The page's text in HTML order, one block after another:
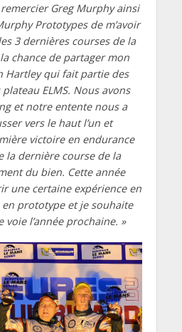
Greg Murphy ainsi
Prototypes de m’avoir
3 dernières courses de la
la chance de partager mon
Hartley qui fait partie des
ELMS. Nous avons
et notre entente nous a
vers le haut l’un et
victoire en endurance
la dernière course de la
du bien. Cette année
une certaine expérience en
en prototype et je souhaite
l’année prochaine. »